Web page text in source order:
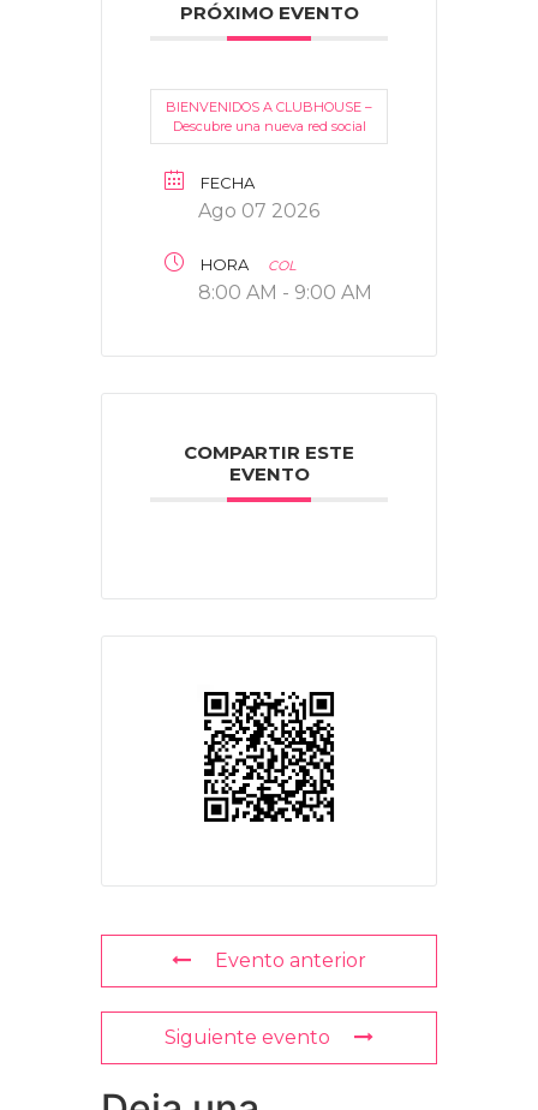
PRÓXIMO EVENTO
BIENVENIDOS A CLUBHOUSE –
Descubre una nueva red social
FECHA
Ago 07 2026
HORA COL
8:00 AM - 9:00 AM
COMPARTIR ESTE
EVENTO
Evento anterior
Siguiente evento